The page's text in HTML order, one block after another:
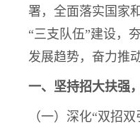
署，全面落实国家
“三支队伍”建设，
发展趋势，奋力推
一、坚持招大扶强
（一）深化“双招双